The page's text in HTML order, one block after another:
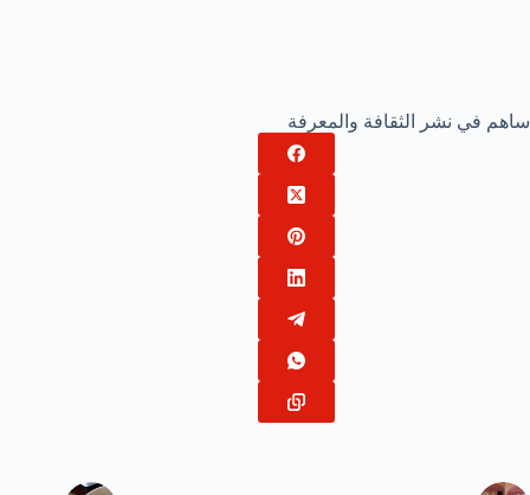
ساهم في نشر الثقافة والمعرفة